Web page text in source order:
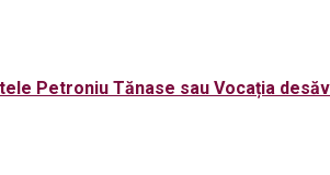
Petroniu Tănase sau Vocația